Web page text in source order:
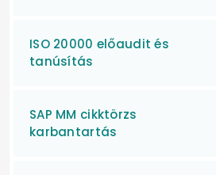
ISO 20000 előaudit és
tanúsítás
SAP MM cikktörzs
karbantartás